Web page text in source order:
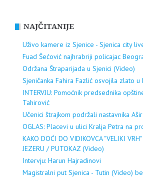
NAJČITANIJE
Uživo kamere iz Sjenice - Sjenica city
Fuad Šećović najhrabriji policajac
Održana Štraparijada u Sjenici (Video)
Sjeničanka Fahira Fazlić osvojila zlato u
INTERVJU: Pomoćnik predsednika
Tahirović
Učenici štrajkom podržali nastavnika
OGLAS: Placevi u ulici Kralja Petra na
KAKO DOĆI DO VIDIKOVCA "VELIKI VRH"
JEZERU / PUTOKAZ (Video)
Intervju: Harun Hajradinovi
Magistralni put Sjenica - Tutin (Video)